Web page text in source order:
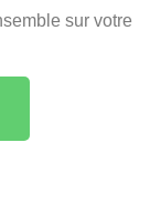
sur votre